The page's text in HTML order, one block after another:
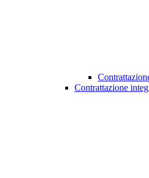
Contrattazione